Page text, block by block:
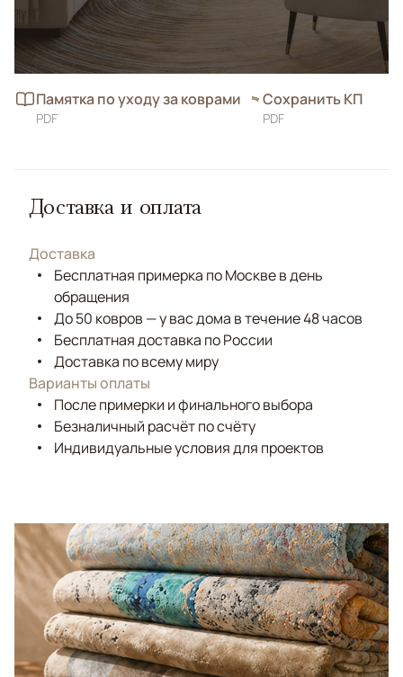
Памятка по уходу за коврами
PDF
Сохранить КП
PDF
Доставка и оплата
Доставка
Бесплатная примерка по Москве в день
обращения
До 50 ковров — у вас дома в течение 48 часов
Бесплатная доставка по России
Доставка по всему миру
Варианты оплаты
После примерки и финального выбора
Безналичный расчёт по счёту
Индивидуальные условия для проектов